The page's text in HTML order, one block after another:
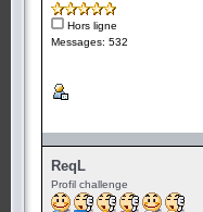
Hors ligne
Messages: 532
ReqL
Profil challenge